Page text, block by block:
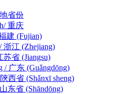
省份
重庆
建 (Fujian)
浙江 (Zhejiang)
苏省 (Jiangsu)
/ 广东 (Guǎngdōng)
西省 (Shǎnxī sheng)
东省 (Shāndōng)